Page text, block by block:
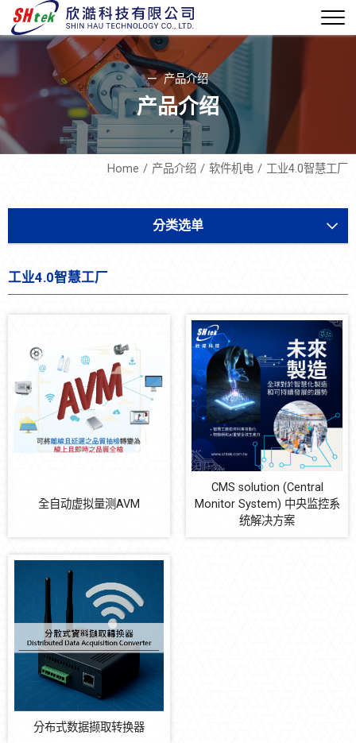
产品介绍
产品介绍
Home 产品介绍 软件机电 工业4.0智慧工厂
分类选单
PLC BASED
PC BASED
设备耗材
自动化多元系统整合
工业4.0智慧工厂
全自动虚拟量测AVM
CMS solution (Central
Monitor System) 中央监控系
统解决方案
分布式数据撷取转换器